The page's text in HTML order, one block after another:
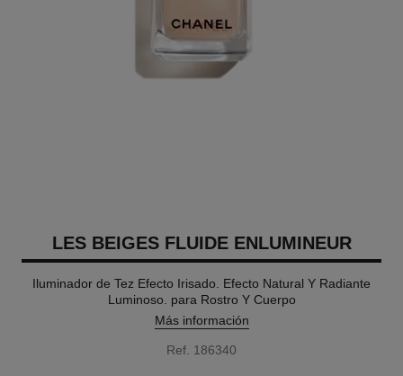
LES BEIGES FLUIDE ENLUMINEUR
Iluminador de Tez Efecto Irisado. Efecto Natural Y Radiante
Luminoso. para Rostro Y Cuerpo
Más información
Ref. 186340